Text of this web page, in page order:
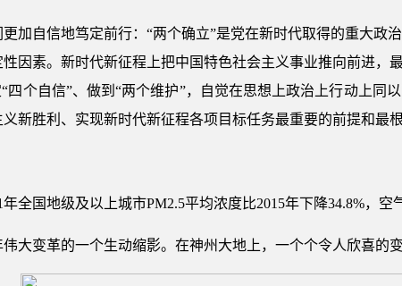
加自信地笃定前行：“两个确立”是党在新时代取得的重大政
因素。新时代新征程上把中国特色社会主义事业推向前进，
四个自信”、做到“两个维护”，自觉在思想上政治上行动上同
新胜利、实现新时代新征程各项目标任务最重要的前提和最根
全国地级及以上城市PM2.5平均浓度比2015年下降34.8%，空
大变革的一个生动缩影。在神州大地上，一个个令人欣喜的